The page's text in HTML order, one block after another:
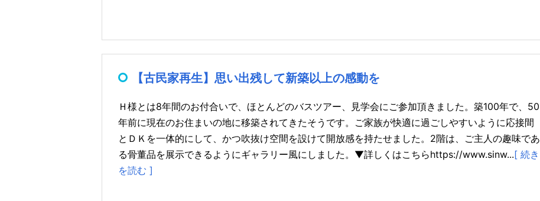
【古民家再生】思い出残して新築以上の感動を
Ｈ様とは8年間のお付合いで、ほとんどのバスツアー、見学会にご参加頂きました。築100年で、50
年前に現在のお住まいの地に移築されてきたそうです。ご家族が快適に過ごしやすいように応接間
とＤＫを一体的にして、かつ吹抜け空間を設けて開放感を持たせました。2階は、ご主人の趣味であ
る骨董品を展示できるようにギャラリー風にしました。▼詳しくはこちらhttps://www.sinw...[ 続き
を読む ]